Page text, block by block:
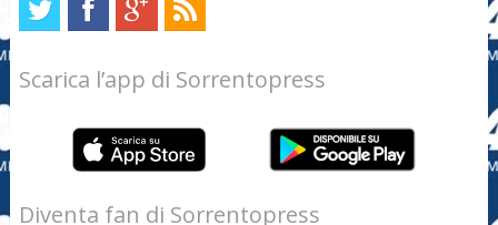
Scarica l’app di Sorrentopress
Diventa fan di Sorrentopress